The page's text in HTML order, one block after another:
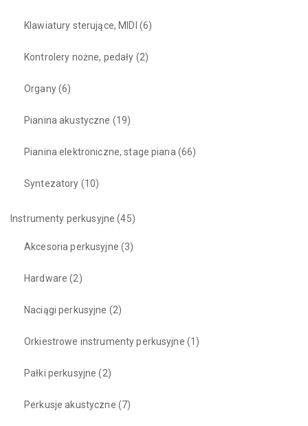
Klawiatury sterujące, MIDI (6)
Kontrolery nożne, pedały (2)
Organy(6)
Pianina akustyczne (19)
Pianina elektroniczne, stage piana (66)
Syntezatory (10)
Instrumenty perkusyjne (45)
Akcesoria perkusyjne (3)
Hardware (2)
Naciągi perkusyjne (2)
Orkiestrowe instrumenty perkusyjne (1)
Pałki perkusyjne (2)
Perkusje akustyczne (7)